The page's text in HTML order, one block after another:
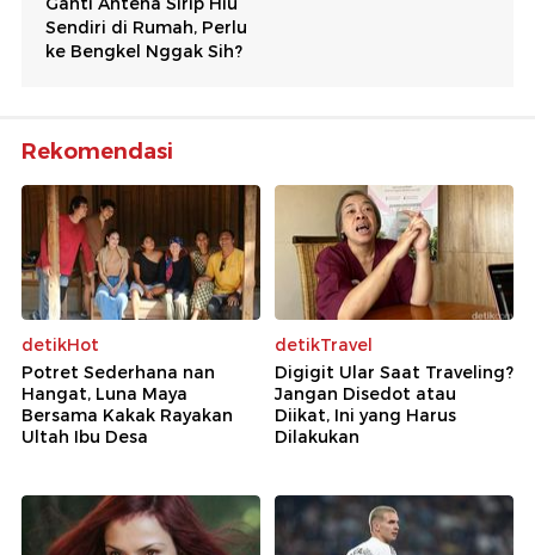
Rekomendasi
detikHot
Potret Sederhana nan
Hangat, Luna Maya
Bersama Kakak Rayakan
Ultah Ibu Desa
detikTravel
Digigit Ular Saat Traveling?
Jangan Disedot atau
Diikat, Ini yang Harus
Dilakukan